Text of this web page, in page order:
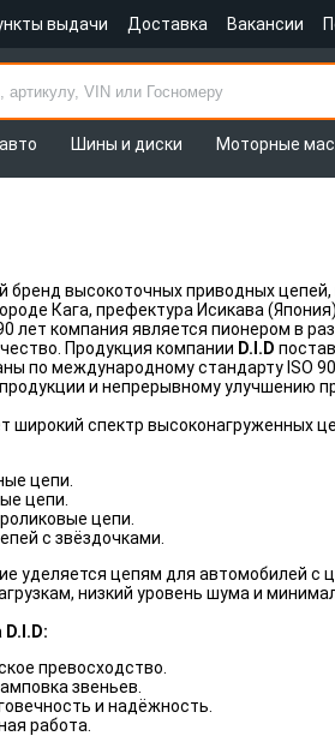
выдачи Доставка Вакансии
Шины и диски Моторные
бренд высокоточных приводных
Кага, префектура Исикава
лет компания является пионером в
Продукция компании D.I.D
по международному стандарту ISO
и непрерывному улучшению
широкий спектр высоконагруженных
цепи.
цепи.
цепи.
с звёздочками.
уделяется цепям для автомобилей с
низкий уровень шума и
превосходство.
звеньев.
и надёжность.
работа.